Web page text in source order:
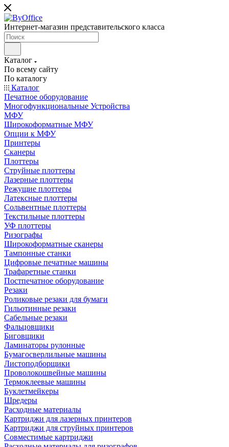
Интернет-магазин представительского класса
Каталог
По всему сайту
По каталогу
Каталог
Печатное оборудование
Многофункциональные Устройства
МФУ
Широкоформатные МФУ
Опции к МФУ
Принтеры
Сканеры
Плоттеры
Струйные плоттеры
Лазерные плоттеры
Режущие плоттеры
Латексные плоттеры
Сольвентные плоттеры
Текстильные плоттеры
УФ плоттеры
Ризографы
Широкоформатные сканеры
Тампонные станки
Цифровые печатные машины
Трафаретные станки
Постпечатное оборудование
Резаки
Роликовые резаки для бумаги
Гильотинные резаки
Сабельные резаки
Фальцовщики
Биговщики
Ламинаторы рулонные
Бумагосверлильные машины
Листоподборщики
Проволокошвейные машины
Термоклеевые машины
Буклетмейкеры
Шредеры
Расходные материалы
Картриджи для лазерных принтеров
Картриджи для струйных принтеров
Совместимые картриджи